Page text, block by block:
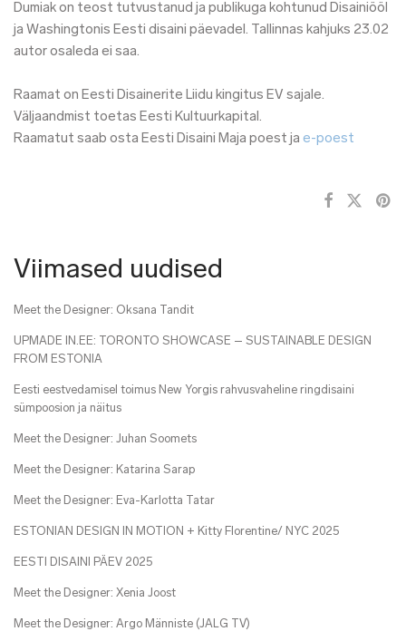
Dumiak on teost tutvustanud ja publikuga kohtunud Disainiööl
ja Washingtonis Eesti disaini päevadel. Tallinnas kahjuks 23.02
autor osaleda ei saa.
Raamat on Eesti Disainerite Liidu kingitus EV sajale.
Väljaandmist toetas Eesti Kultuurkapital.
Raamatut saab osta Eesti Disaini Maja poest ja e-poest
Viimased uudised
Meet the Designer: Oksana Tandit
UPMADE IN.EE: TORONTO SHOWCASE – SUSTAINABLE DESIGN
FROM ESTONIA
Eesti eestvedamisel toimus New Yorgis rahvusvaheline ringdisaini
sümpoosion ja näitus
Meet the Designer: Juhan Soomets
Meet the Designer: Katarina Sarap
Meet the Designer: Eva-Karlotta Tatar
ESTONIAN DESIGN IN MOTION + Kitty Florentine/ NYC 2025
EESTI DISAINI PÄEV 2025
Meet the Designer: Xenia Joost
Meet the Designer: Argo Männiste (JALG TV)